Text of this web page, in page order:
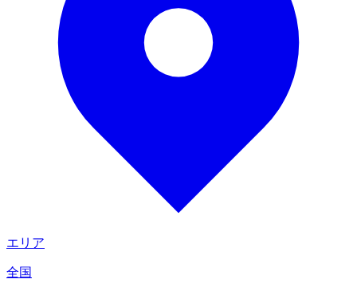
エリア
全国